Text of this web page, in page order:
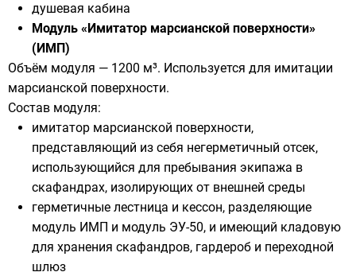
душевая кабина
Модуль «Имитатор марсианской поверхности»
(ИМП)
Объём модуля — 1200 м³. Используется для имитации
марсианской поверхности.
Состав модуля:
имитатор марсианской поверхности,
представляющий из себя негерметичный отсек,
использующийся для пребывания экипажа в
скафандрах, изолирующих от внешней среды
герметичные лестница и кессон, разделяющие
модуль ИМП и модуль ЭУ-50, и имеющий кладовую
для хранения скафандров, гардероб и переходной
шлюз